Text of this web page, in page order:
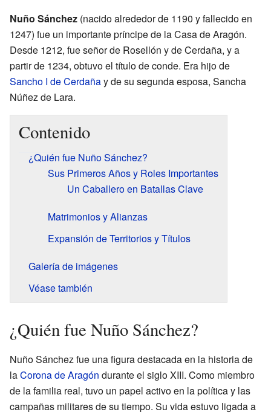
Nuño Sánchez (nacido alrededor de 1190 y fallecido en
1247) fue un importante príncipe de la Casa de Aragón.
Desde 1212, fue señor de Rosellón y de Cerdaña, y a
partir de 1234, obtuvo el título de conde. Era hijo de
Sancho I de Cerdañay de su segunda esposa, Sancha
Núñez de Lara.
Contenido
¿Quién fue Nuño Sánchez?
Sus Primeros Años y Roles Importantes
Un Caballero en Batallas Clave
Matrimonios y Alianzas
Expansión de Territorios y Títulos
Galería de imágenes
Véase también
¿Quién fue Nuño Sánchez?
Nuño Sánchez fue una figura destacada en la historia de
laCorona de Aragón durante el siglo XIII. Como miembro
de la familia real, tuvo un papel activo en la política y las
campañas militares de su tiempo. Su vida estuvo ligada a